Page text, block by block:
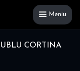
Meniu
CORTINA